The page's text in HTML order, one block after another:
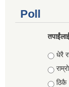
Poll
धेरै
राम्रो
ठिकै